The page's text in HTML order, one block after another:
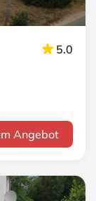
5.0
Angebot